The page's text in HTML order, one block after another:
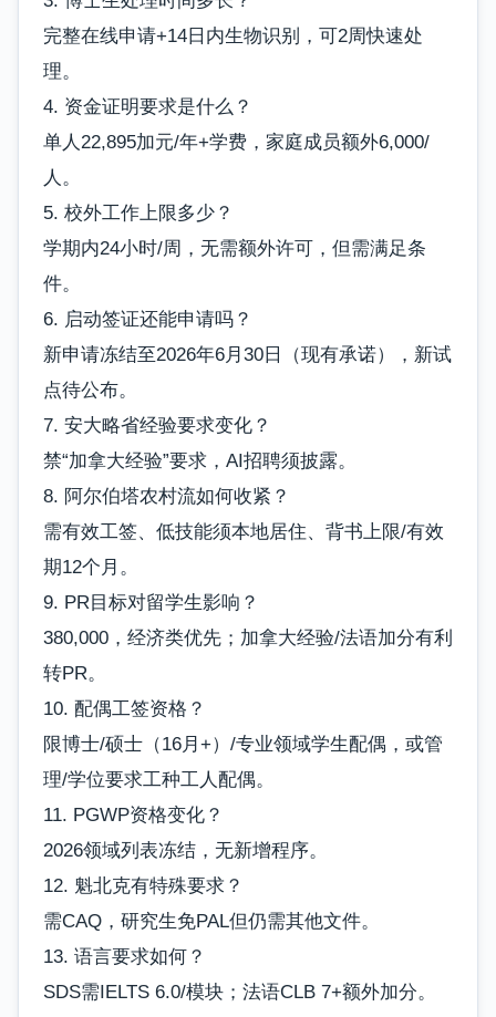
完整在线申请+14日内生物识别，可2周快速处
理。
4. 资金证明要求是什么？
单人22,895加元/年+学费，家庭成员额外6,000/
人。
5. 校外工作上限多少？
学期内24小时/周，无需额外许可，但需满足条
件。
6. 启动签证还能申请吗？
新申请冻结至2026年6月30日（现有承诺），新试
点待公布。
7. 安大略省经验要求变化？
禁“加拿大经验”要求，AI招聘须披露。
8. 阿尔伯塔农村流如何收紧？
需有效工签、低技能须本地居住、背书上限/有效
期12个月。
9. PR目标对留学生影响？
380,000，经济类优先；加拿大经验/法语加分有利
转PR。
10. 配偶工签资格？
限博士/硕士（16月+）/专业领域学生配偶，或管
理/学位要求工种工人配偶。
11. PGWP资格变化？
2026领域列表冻结，无新增程序。
12. 魁北克有特殊要求？
需CAQ，研究生免PAL但仍需其他文件。
13. 语言要求如何？
SDS需IELTS 6.0/模块；法语CLB 7+额外加分。